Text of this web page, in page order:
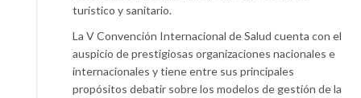
turístico y sanitario.
La V Convención Internacional de Salud cuenta con el
auspicio de prestigiosas organizaciones nacionales e
internacionales y tiene entre sus principales
propósitos debatir sobre los modelos de gestión de la